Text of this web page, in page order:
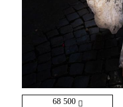
68 500